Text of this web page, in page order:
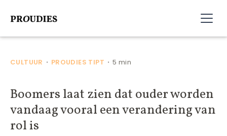
CULTUUR • PROUDIES TIPT •5 min
Boomers laat zien dat ouder worden
vandaag vooral een verandering van
rol is